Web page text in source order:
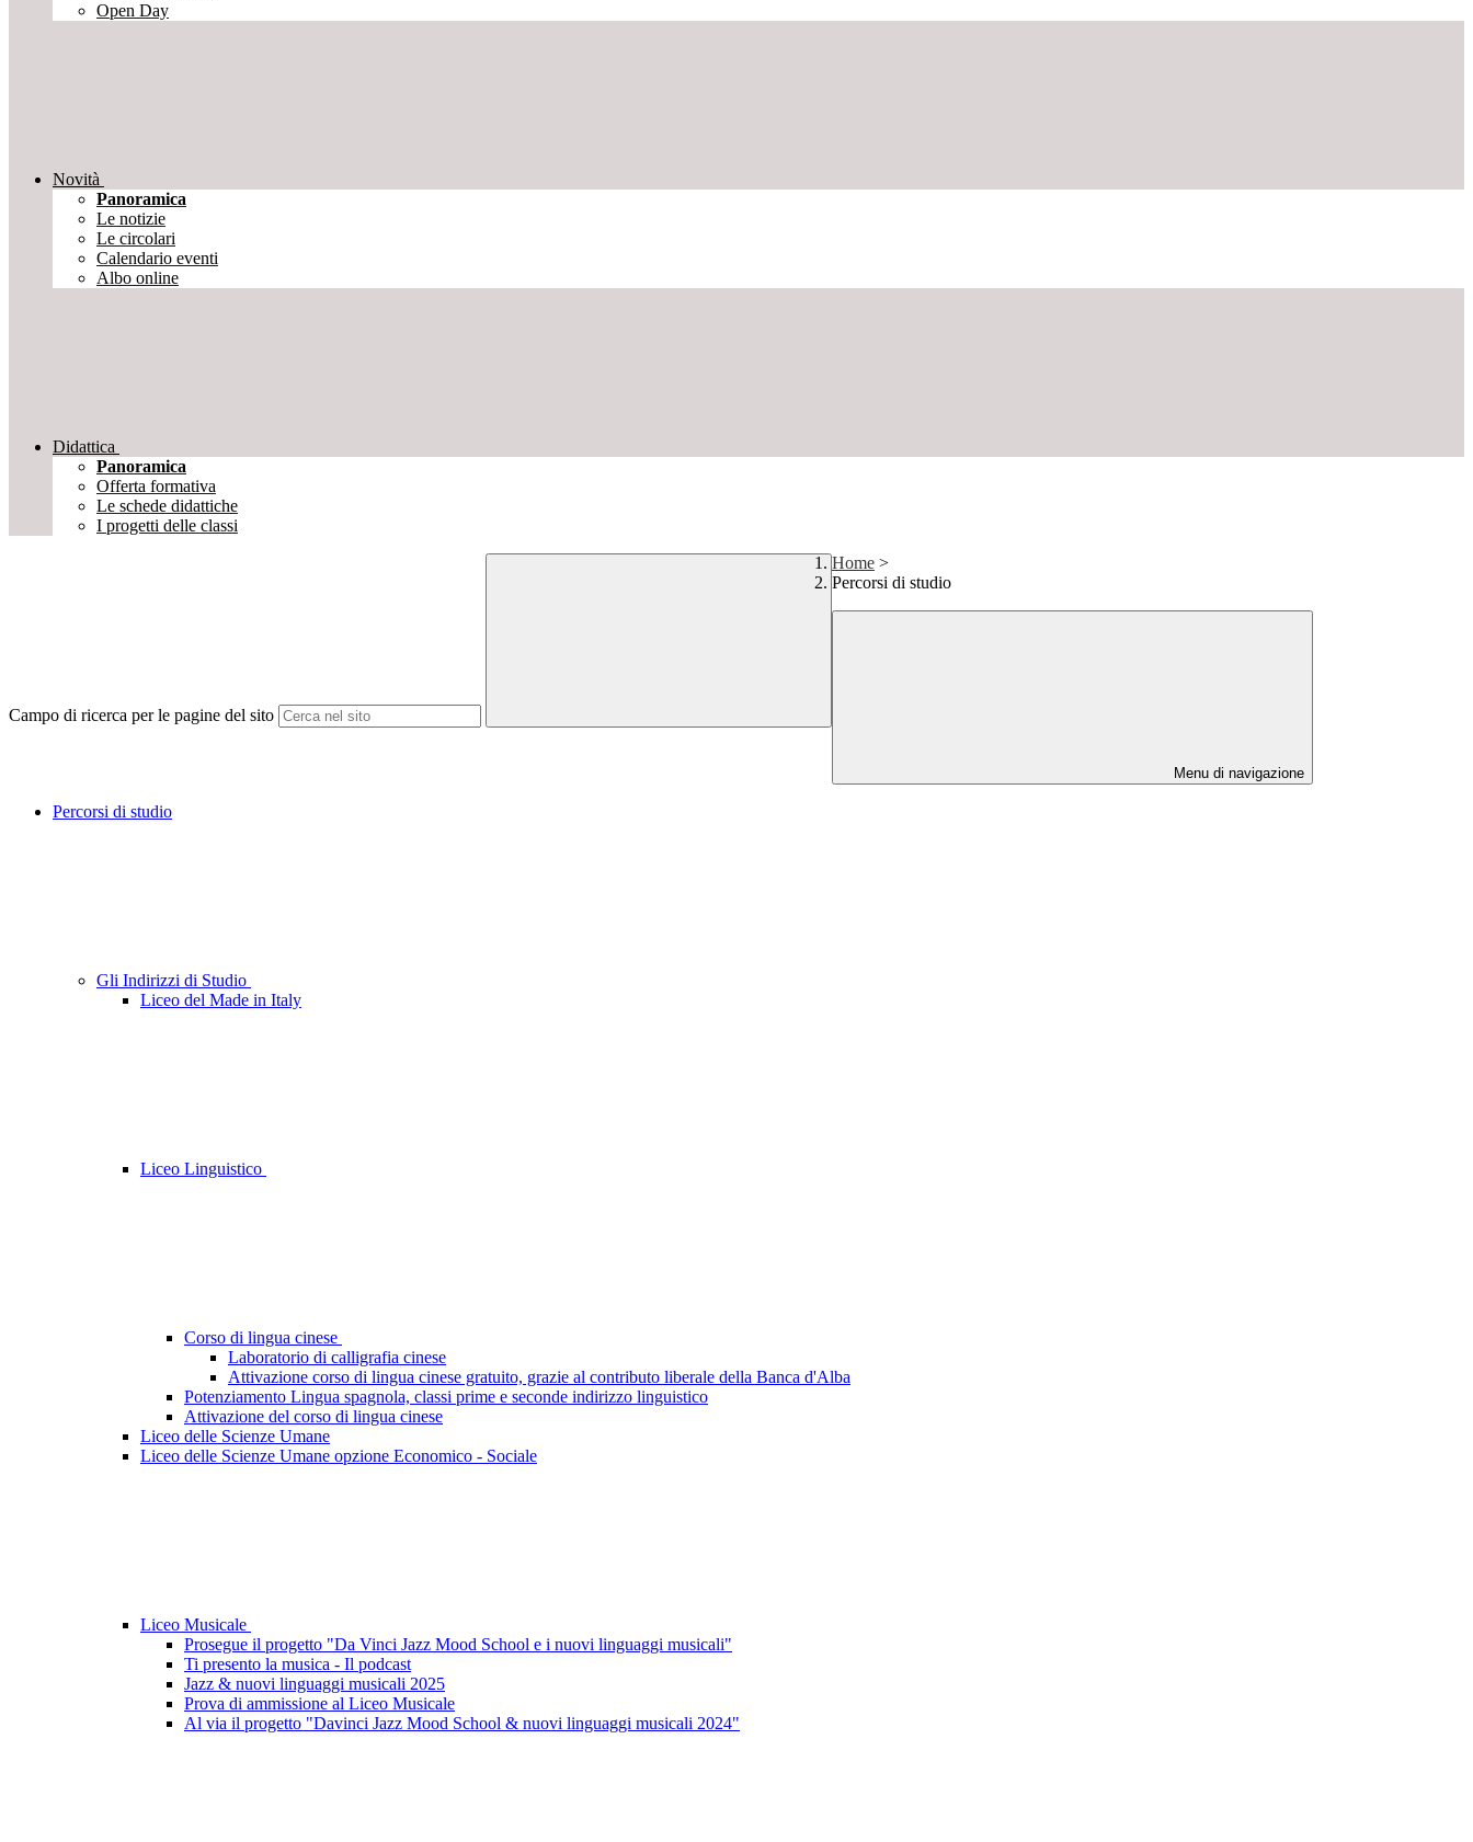
Open Day
Novità
Panoramica
Le notizie
Le circolari
Calendario eventi
Albo online
Didattica
Panoramica
Offerta formativa
Le schede didattiche
I progetti delle classi
Campo di ricerca per le pagine del sito
Home >
Percorsi di studio
Menu di navigazione
Percorsi di studio
Gli Indirizzi di Studio
Liceo del Made in Italy
Liceo Linguistico
Corso di lingua cinese
Laboratorio di calligrafia cinese
Attivazione corso di lingua cinese gratuito, grazie al contributo liberale della Banca d'Alba
Potenziamento Lingua spagnola, classi prime e seconde indirizzo linguistico
Attivazione del corso di lingua cinese
Liceo delle Scienze Umane
Liceo delle Scienze Umane opzione Economico - Sociale
Liceo Musicale
Prosegue il progetto "Da Vinci Jazz Mood School e i nuovi linguaggi musicali"
Ti presento la musica - Il podcast
Jazz & nuovi linguaggi musicali 2025
Prova di ammissione al Liceo Musicale
Al via il progetto "Davinci Jazz Mood School & nuovi linguaggi musicali 2024"